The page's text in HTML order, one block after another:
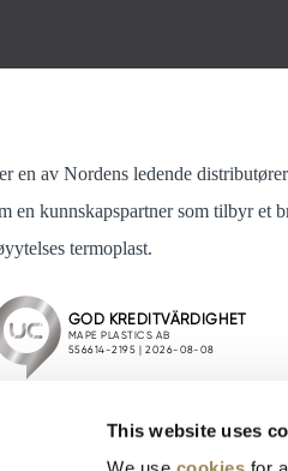
This website uses
en av Nordens ledende
en kunnskapspartner som tilbyr et
termoplast.